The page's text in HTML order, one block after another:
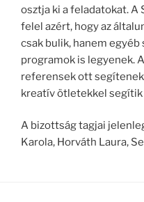
osztja ki a feladatokat.
felel azért, hogy az
csak bulik, hanem
programok is legyenek.
referensek ott
kreatív ötletekkel
A bizottság tagjai
Karola, Horváth Laura,